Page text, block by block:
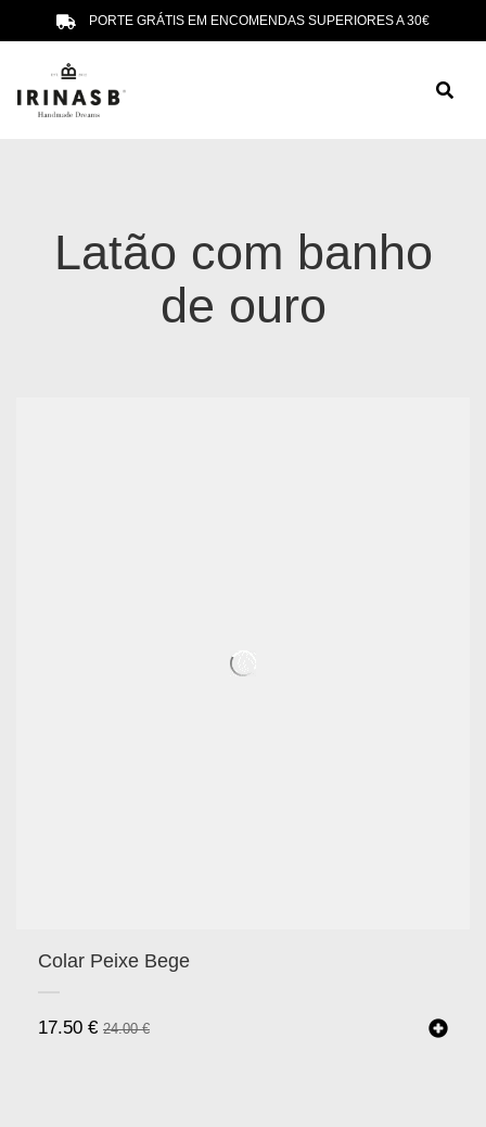
PORTE GRÁTIS EM ENCOMENDAS SUPERIORES A 30€
Latão com banho
de ouro
Colar Peixe Bege
24.00€
17.50 €